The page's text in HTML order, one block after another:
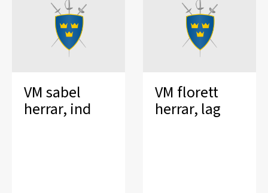
VM sabel
herrar, ind
VM florett
herrar, lag